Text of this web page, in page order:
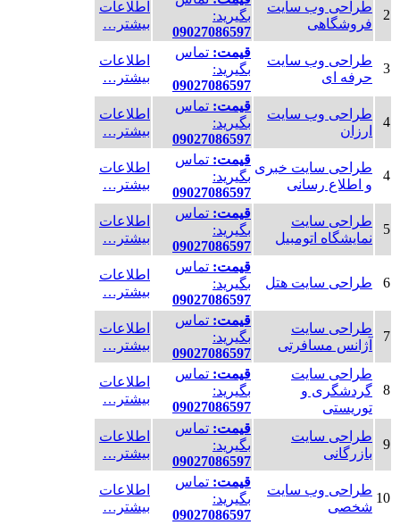
2
طراحی وب سایت
فروشگاهی
بگیرید:
09027086597
اطلاعات
بیشتر…
3
طراحی وب سایت
حرفه ای
قیمت: تماس
بگیرید:
09027086597
اطلاعات
بیشتر…
4
طراحی وب سایت
ارزان
قیمت: تماس
بگیرید:
09027086597
اطلاعات
بیشتر…
4
طراحی سایت خبری
و اطلاع رسانی
قیمت: تماس
بگیرید:
09027086597
اطلاعات
بیشتر…
5
طراحی سایت
نمایشگاه اتومبیل
قیمت: تماس
بگیرید:
09027086597
اطلاعات
بیشتر…
6 طراحی سایت هتل
قیمت: تماس
بگیرید:
09027086597
اطلاعات
بیشتر…
7
طراحی سایت
آژانس مسافرتی
قیمت: تماس
بگیرید:
09027086597
اطلاعات
بیشتر…
8
طراحی سایت
گردشگری و
توریستی
قیمت: تماس
بگیرید:
09027086597
اطلاعات
بیشتر…
9
طراحی سایت
بازرگانی
قیمت: تماس
بگیرید:
09027086597
اطلاعات
بیشتر…
10
طراحی وب سایت
شخصی
قیمت: تماس
بگیرید:
09027086597
اطلاعات
بیشتر…